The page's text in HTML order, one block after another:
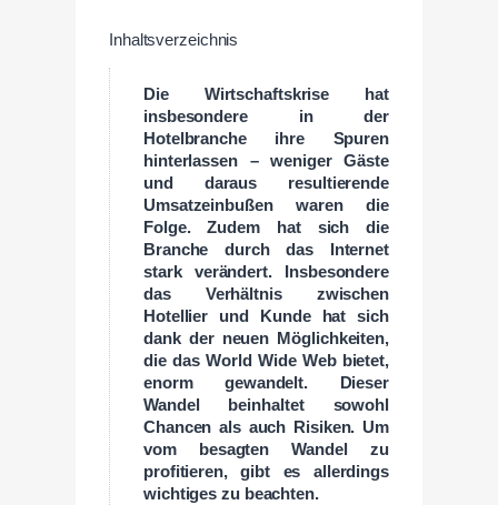
Inhaltsverzeichnis
Die Wirtschaftskrise hat
insbesondere in der
Hotelbranche ihre Spuren
hinterlassen – weniger Gäste
und daraus resultierende
Umsatzeinbußen waren die
Folge. Zudem hat sich die
Branche durch das Internet
stark verändert. Insbesondere
das Verhältnis zwischen
Hotellier und Kunde hat sich
dank der neuen Möglichkeiten,
die das World Wide Web bietet,
enorm gewandelt. Dieser
Wandel beinhaltet sowohl
Chancen als auch Risiken. Um
vom besagten Wandel zu
profitieren, gibt es allerdings
wichtiges zu beachten.